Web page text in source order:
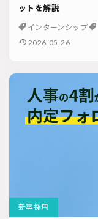
ットを解説
インターンシップ
2026-05-26
新卒採用